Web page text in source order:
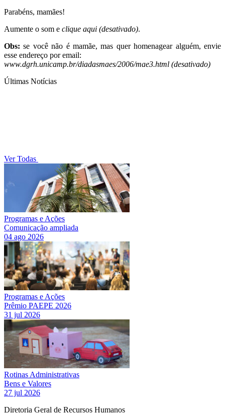
Parabéns, mamães!
Aumente o som e clique aqui (desativado).
Obs: se você não é mamãe, mas quer homenagear alguém, envie
esse endereço por email:
www.dgrh.unicamp.br/diadasmaes/2006/mae3.html (desativado)
Últimas Notícias
Ver Todas
Programas e Ações
Comunicação ampliada
04 ago 2026
Programas e Ações
Prêmio PAEPE 2026
31 jul 2026
Rotinas Administrativas
Bens e Valores
27 jul 2026
Diretoria Geral de Recursos Humanos